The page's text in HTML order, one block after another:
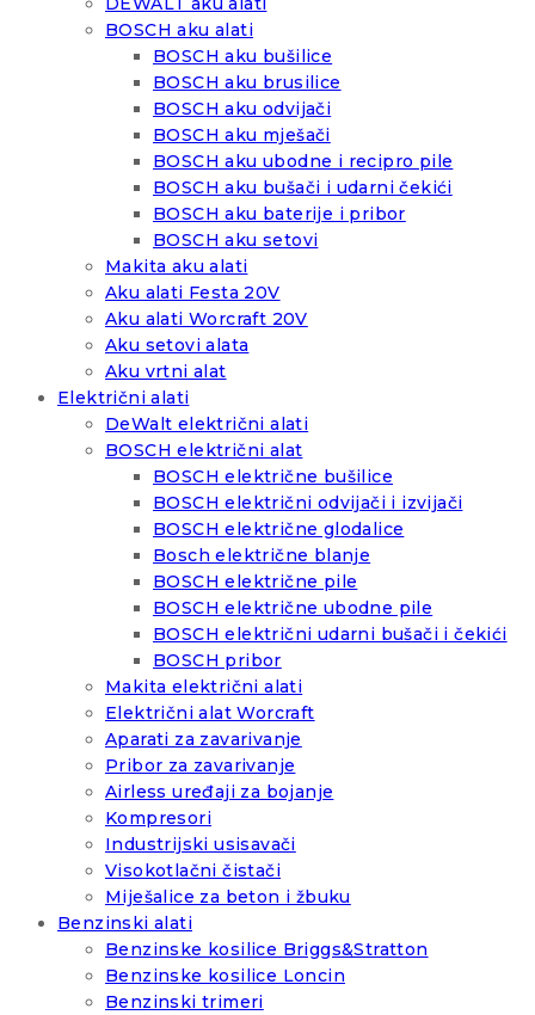
BOSCH aku alati
BOSCH aku bušilice
BOSCH aku brusilice
BOSCH aku odvijači
BOSCH aku mješači
BOSCH aku ubodne i recipro pile
BOSCH aku bušači i udarni čekići
BOSCH aku baterije i pribor
BOSCH aku setovi
Makita aku alati
Aku alati Festa 20V
Aku alati Worcraft 20V
Aku setovi alata
Aku vrtni alat
Električni alati
DeWalt električni alati
BOSCH električni alat
BOSCH električne bušilice
BOSCH električni odvijači i izvijači
BOSCH električne glodalice
Bosch električne blanje
BOSCH električne pile
BOSCH električne ubodne pile
BOSCH električni udarni bušači i čekići
BOSCH pribor
Makita električni alati
Električni alat Worcraft
Aparati za zavarivanje
Pribor za zavarivanje
Airless uređaji za bojanje
Kompresori
Industrijski usisavači
Visokotlačni čistači
Miješalice za beton i žbuku
Benzinski alati
Benzinske kosilice Briggs&Stratton
Benzinske kosilice Loncin
Benzinski trimeri